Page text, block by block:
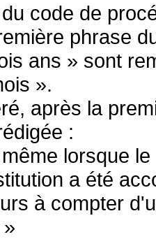
code de
phrase
ans » sont
».
après la
:
lorsque
a été
à compter